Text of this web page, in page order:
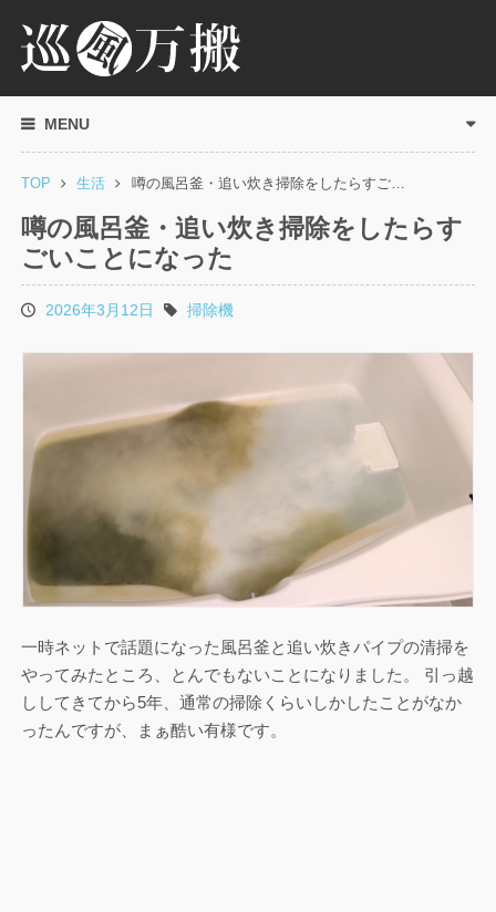
MENU
TOP 生活 噂の風呂釜・追い炊き掃除をしたらすご…
噂の風呂釜・追い炊き掃除をしたらす
ごいことになった
投2026年3月12日
タ掃除機
一時ネットで話題になった風呂釜と追い炊きパイプの清掃を
やってみたところ、とんでもないことになりました。 引っ越
ししてきてから5年、通常の掃除くらいしかしたことがなか
ったんですが、まぁ酷い有様です。